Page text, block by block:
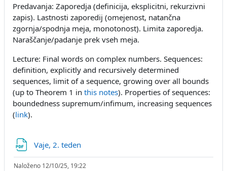
Predavanja: Zaporedja (definicija, eksplicitni, rekurzivni
zapis). Lastnosti zaporedij (omejenost, natančna
zgornja/spodnja meja, monotonost). Limita zaporedja.
Naraščanje/padanje prek vseh meja.
Lecture: Final words on complex numbers. Sequences:
definition, explicitly and recursively determined
sequences, limit of a sequence, growing over all bounds
(up to Theorem 1 in this notes). Properties of sequences:
boundedness supremum/infimum, increasing sequences
(link).
Vaje, 2. teden
Naloženo 12/10/25, 19:22